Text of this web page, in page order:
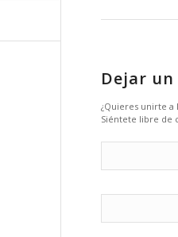
Dejar
¿Quieres unirte a
Siéntete libre de